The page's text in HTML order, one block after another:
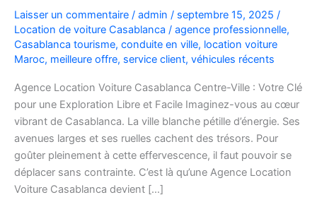
Laisser un commentaire / admin / septembre 15, 2025 /
Location de voiture Casablanca / agence professionnelle,
Casablanca tourisme, conduite en ville, location voiture
Maroc, meilleure offre, service client, véhicules récents
Agence Location Voiture Casablanca Centre-Ville : Votre Clé
pour une Exploration Libre et Facile Imaginez-vous au cœur
vibrant de Casablanca. La ville blanche pétille d’énergie. Ses
avenues larges et ses ruelles cachent des trésors. Pour
goûter pleinement à cette effervescence, il faut pouvoir se
déplacer sans contrainte. C’est là qu’une Agence Location
Voiture Casablanca devient […]